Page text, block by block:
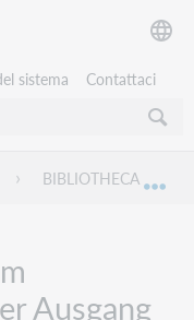
sistema Contattaci
BIBLIOTHECA
Ausgang